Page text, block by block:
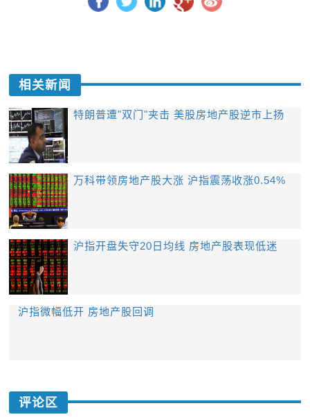
相关新闻
特朗普遭"双门"夹击 美股房地产股逆市上扬
万科带领房地产股大涨 沪指震荡收涨0.54%
沪指开盘失守20日均线 房地产股表现低迷
沪指微幅低开 房地产股回调
评论区